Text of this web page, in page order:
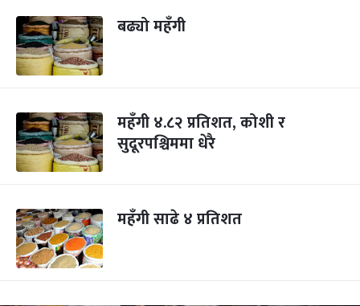
बढ्यो महँगी
महँगी ४.८२ प्रतिशत, कोशी र
सुदूरपश्चिममा धेरै
महँगी साढे ४ प्रतिशत